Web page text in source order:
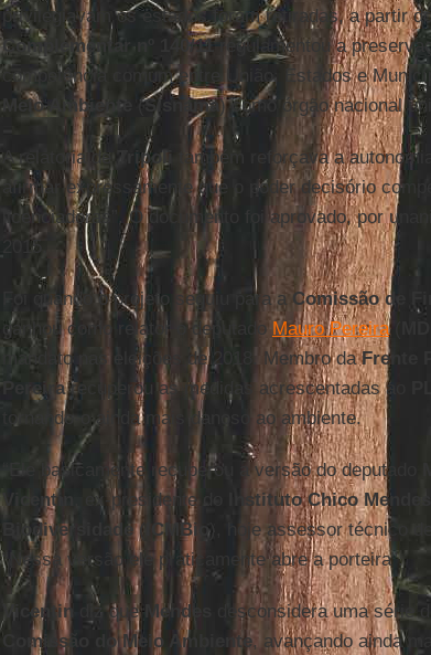
privilegiavam os estados foram retiradas, a partir
Complementar nº 140/11regulamentou a
competência comum entre União, Estados e
Meio Ambiente
(Sisnama) como órgão nacional
A relatoria de Tripoli
também reforçava a
afirmar expressamente que o poder decisório
licenciadoras”. O documento foi aprovado, por
2015.
Foi quando o projeto seguiu para a Comissão de
ganhou como relator o deputado Mauro Pereira(
mandato nas eleições de 2018. Membro daFrente
Pereirarecuperou as medidas acrescentadas ao
tornando-o ainda mais danoso ao ambiente.
“Ele basicamente recuperou a versão do deputado
Vicentin
, ex-presidente do
Instituto Chico
Biodiversidade( ICMBio), hoje assessor técnico
“Nessa versão ele praticamente abre a porteira”.
Vicentin diz queMendes desconsidera uma série
Comissão do Meio Ambiente, avançando ainda